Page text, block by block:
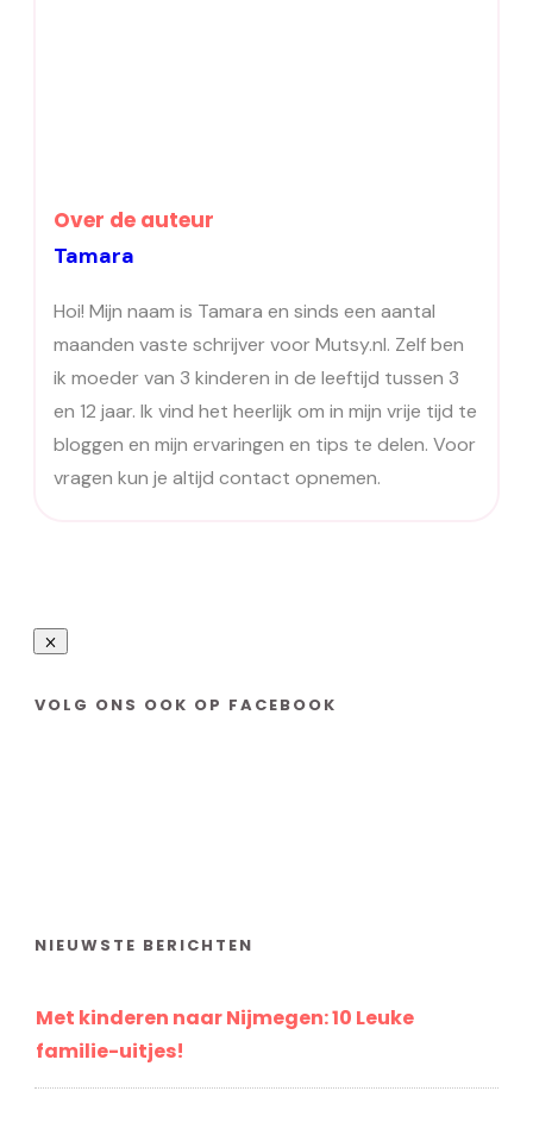
Over de auteur
Tamara
Hoi! Mijn naam is Tamara en sinds een aantal
maanden vaste schrijver voor Mutsy.nl. Zelf ben
ik moeder van 3 kinderen in de leeftijd tussen 3
en 12 jaar. Ik vind het heerlijk om in mijn vrije tijd te
bloggen en mijn ervaringen en tips te delen. Voor
vragen kun je altijd contact opnemen.
VOLG ONS OOK OP FACEBOOK
NIEUWSTE BERICHTEN
Met kinderen naar Nijmegen: 10 Leuke
familie-uitjes!